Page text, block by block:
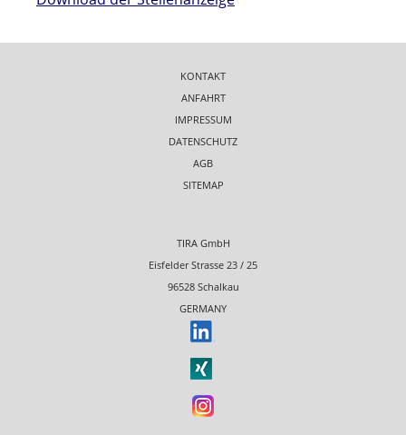
KONTAKT
ANFAHRT
IMPRESSUM
DATENSCHUTZ
AGB
SITEMAP
TIRA GmbH
Eisfelder Strasse 23 / 25
96528 Schalkau
GERMANY